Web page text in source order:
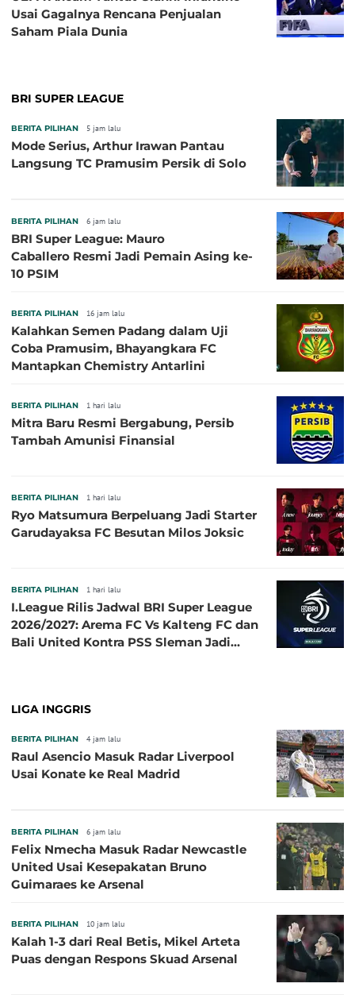
Usai Gagalnya Rencana Penjualan
Saham Piala Dunia
BRI SUPER LEAGUE
BERITA PILIHAN 5 jam lalu
Mode Serius, Arthur Irawan Pantau
Langsung TC Pramusim Persik di Solo
BERITA PILIHAN 6 jam lalu
BRI Super League: Mauro
Caballero Resmi Jadi Pemain Asing ke-
10 PSIM
BERITA PILIHAN 16 jam lalu
Kalahkan Semen Padang dalam Uji
Coba Pramusim, Bhayangkara FC
Mantapkan Chemistry Antarlini
BERITA PILIHAN 1 hari lalu
Mitra Baru Resmi Bergabung, Persib
Tambah Amunisi Finansial
BERITA PILIHAN 1 hari lalu
Ryo Matsumura Berpeluang Jadi Starter
Garudayaksa FC Besutan Milos Joksic
BERITA PILIHAN 1 hari lalu
I.League Rilis Jadwal BRI Super League
2026/2027: Arema FC Vs Kalteng FC dan
Bali United Kontra PSS Sleman Jadi
LIGA INGGRIS
BERITA PILIHAN 4 jam lalu
Raul Asencio Masuk Radar Liverpool
Usai Konate ke Real Madrid
BERITA PILIHAN 6 jam lalu
Felix Nmecha Masuk Radar Newcastle
United Usai Kesepakatan Bruno
Guimaraes ke Arsenal
BERITA PILIHAN 10 jam lalu
Kalah 1-3 dari Real Betis, Mikel Arteta
Puas dengan Respons Skuad Arsenal